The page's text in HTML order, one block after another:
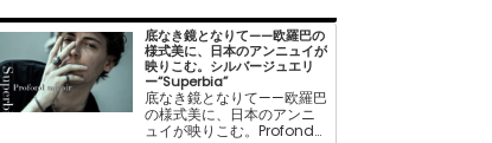
底なき鏡となりて——欧羅巴の
様式美に、日本のアンニュイが
映りこむ。シルバージュエリ
ー“Superbia”
底なき鏡となりて——欧羅巴
の様式美に、日本のアンニ
ュイが映りこむ。Profond